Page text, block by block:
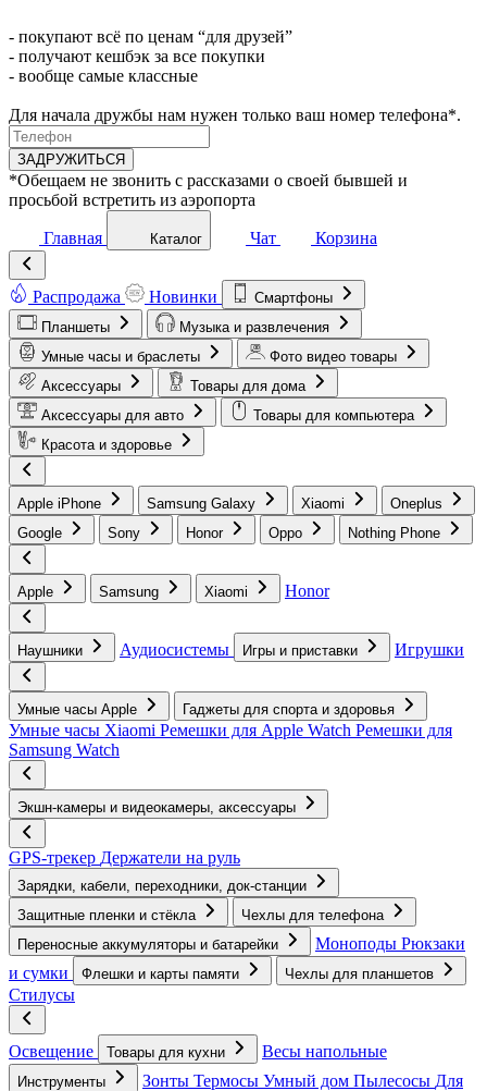
- покупают всё по ценам “для друзей”
- получают кешбэк за все покупки
- вообще самые классные
Для начала дружбы нам нужен только ваш номер телефона*.
ЗАДРУЖИТЬСЯ
*Обещаем не звонить с рассказами о своей бывшей и
просьбой встретить из аэропорта
Главная Каталог Чат Корзина
Распродажа Новинки
Смартфоны
Планшеты
Музыка и развлечения
Умные часы и браслеты
Фото видео товары
Аксессуары
Товары для дома
Аксессуары для авто
Товары для компьютера
Красота и здоровье
Apple iPhone Samsung Galaxy Xiaomi
Oneplus
Google
Sony Honor Oppo Nothing Phone
Apple Samsung Xiaomi Honor
Наушники Аудиосистемы Игры и приставки Игрушки
Умные часы Apple Гаджеты для спорта и здоровья
Умные часы Xiaomi Ремешки для Apple Watch Ремешки для
Samsung Watch
Экшн-камеры и видеокамеры, аксессуары
GPS-трекер Держатели на руль
Зарядки, кабели, переходники, док-станции
Защитные пленки и стёкла
Чехлы для телефона
Переносные аккумуляторы и батарейки
Моноподы Рюкзаки
и сумки
Флешки и карты памяти Чехлы для планшетов
Стилусы
Освещение Товары для кухни Весы напольные
Инструменты Зонты Термосы Умный дом Пылесосы Для